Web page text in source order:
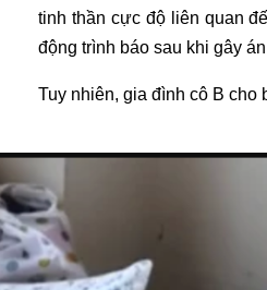
tinh thần cực độ liên quan
động trình báo sau khi gây
Tuy nhiên, gia đình cô B cho